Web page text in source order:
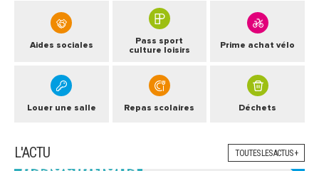
Aides sociales
Pass sport
culture loisirs
Prime achat vélo
Louer une salle Repas scolaires Déchets
L'ACTU TOUTES LES ACTUS +